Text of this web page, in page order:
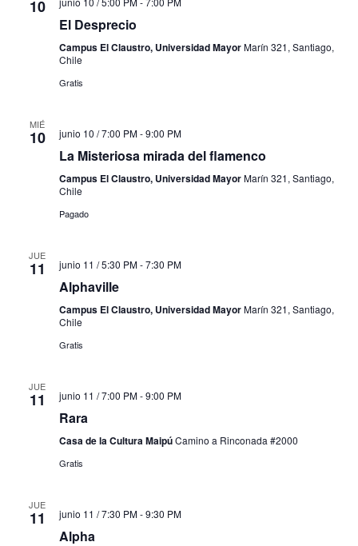
10
El Desprecio
Campus El Claustro, Universidad MayorMarín 321, Santiago,
Chile
Gratis
MIÉ
10 junio 10 / 7:00 PM-9:00 PM
La Misteriosa mirada del flamenco
Campus El Claustro, Universidad MayorMarín 321, Santiago,
Chile
Pagado
JUE
11 junio 11 / 5:30 PM-7:30 PM
Alphaville
Campus El Claustro, Universidad MayorMarín 321, Santiago,
Chile
Gratis
JUE
11 junio 11 / 7:00 PM-9:00 PM
Rara
Casa de la Cultura MaipúCamino a Rinconada #2000
Gratis
JUE
11 junio 11 / 7:30 PM-9:30 PM
Alpha